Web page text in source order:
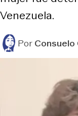
Venezuela.
PorConsuelo